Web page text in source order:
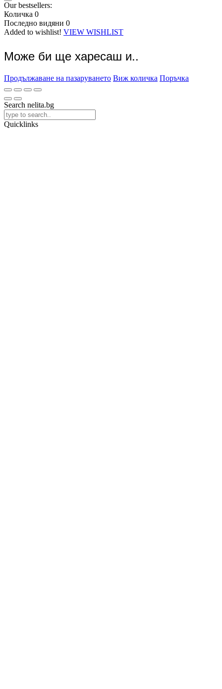
Our bestsellers:
Количка 0
Последно видяни 0
Added to wishlist! VIEW WISHLIST
Може би ще харесаш и..
Продължаване на пазаруването Виж количка Поръчка
Search nelita.bg
Quicklinks